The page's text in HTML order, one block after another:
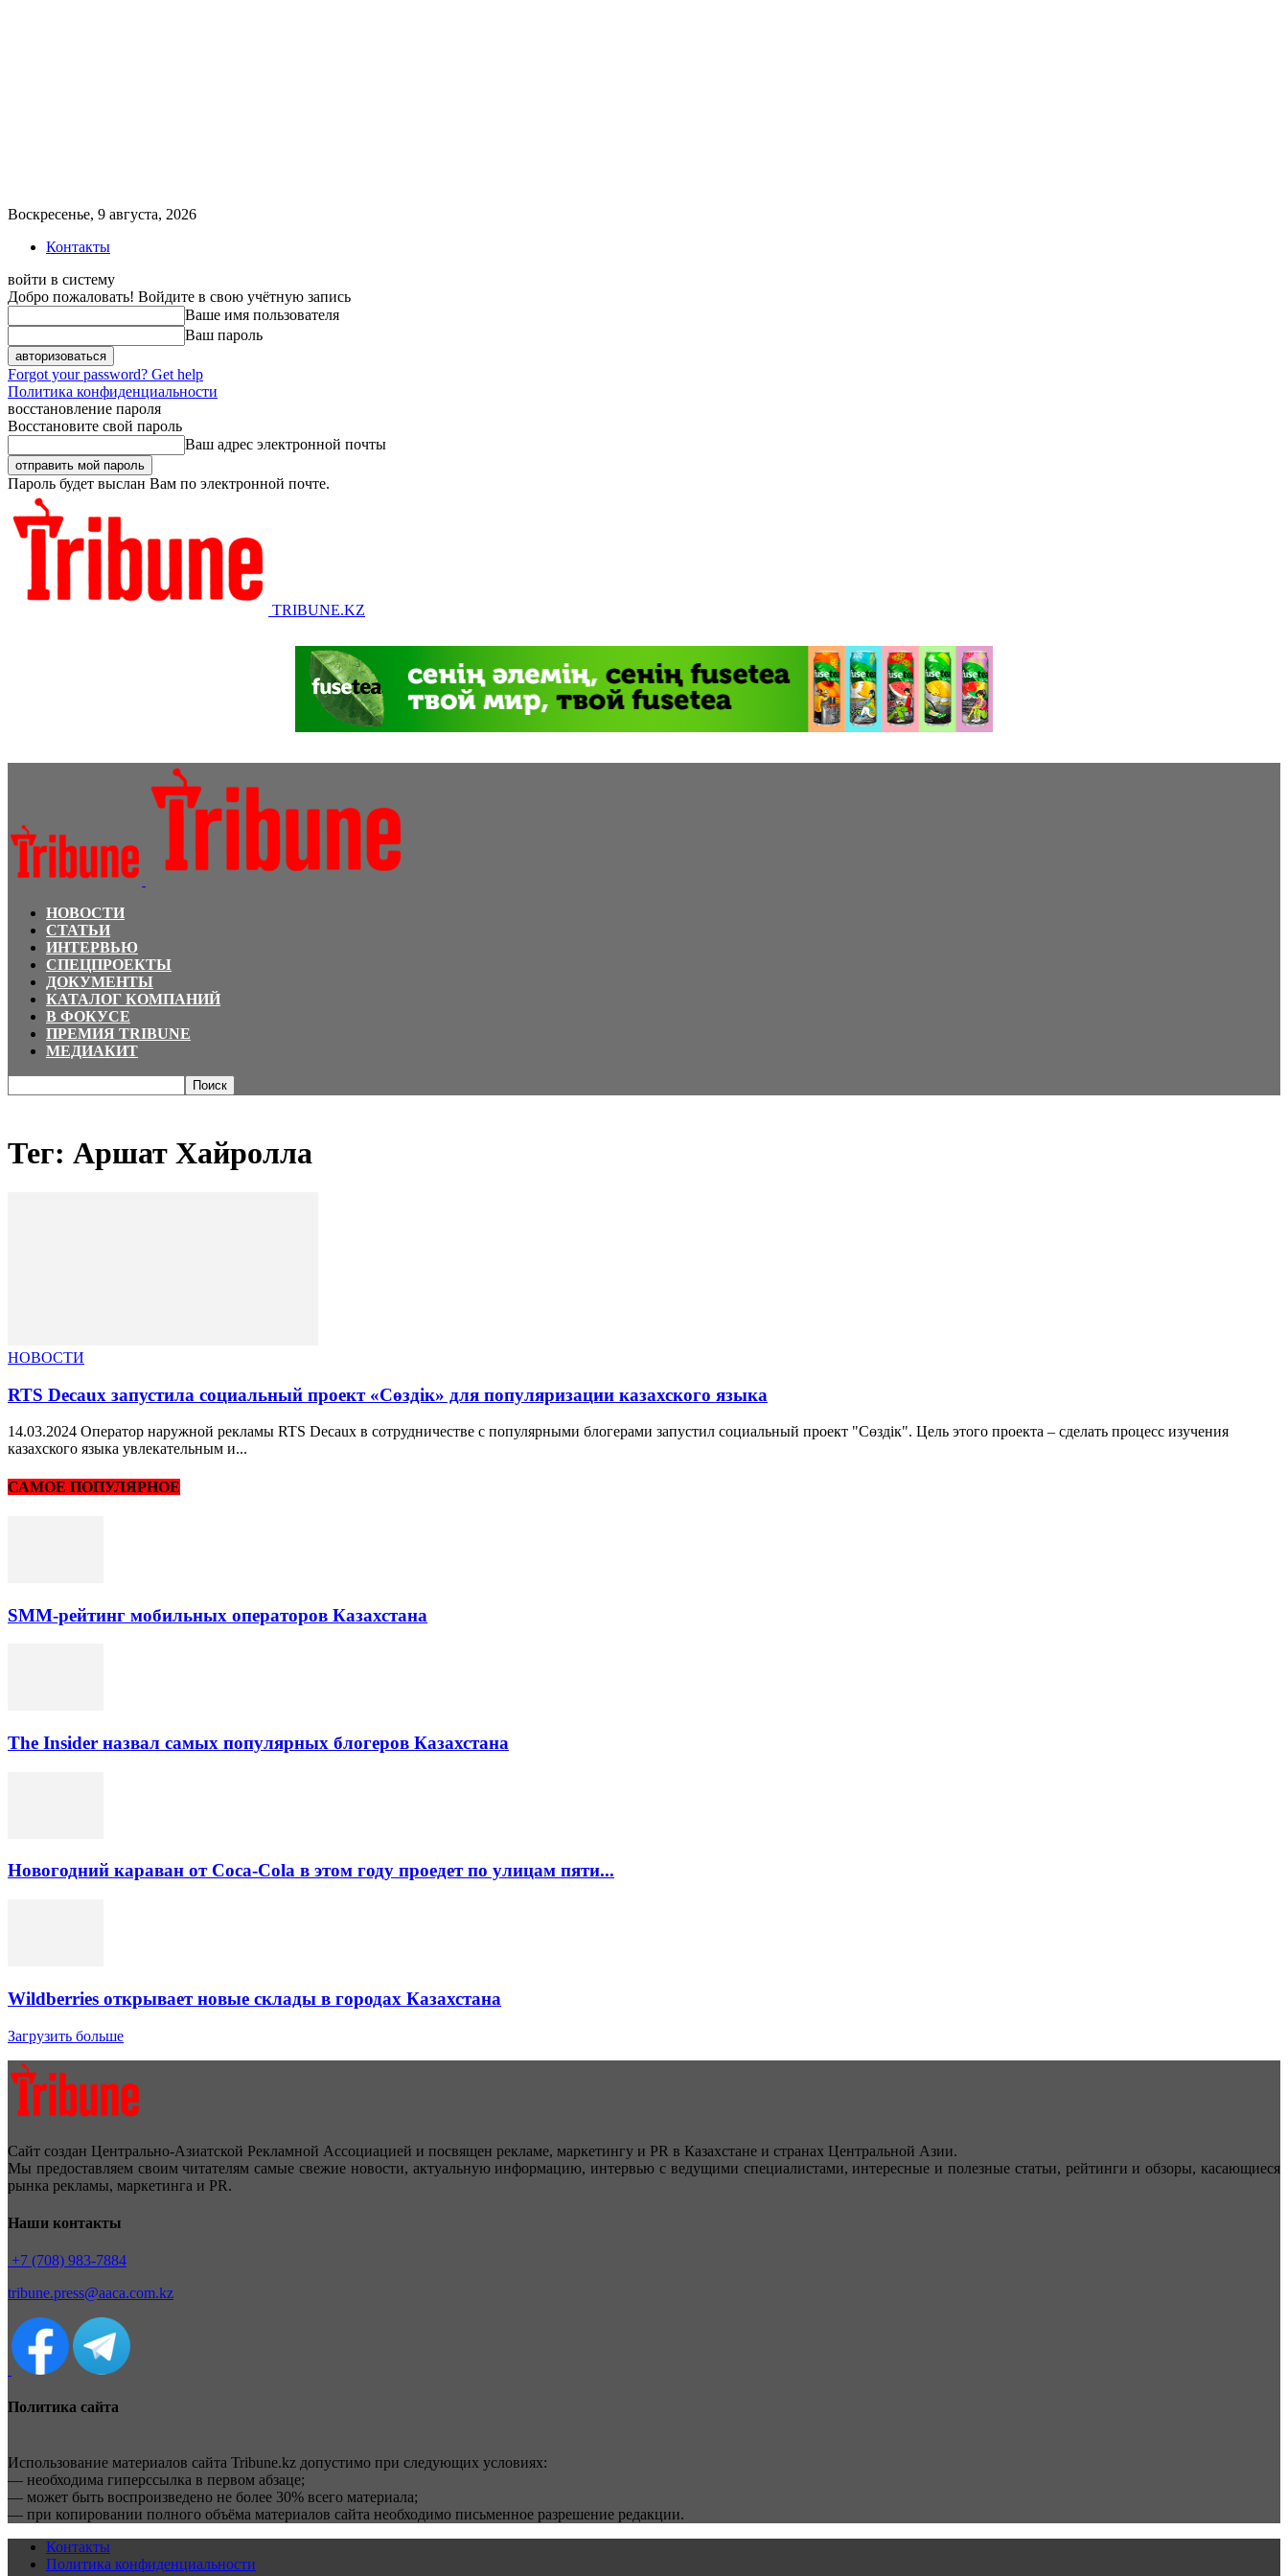
Воскресенье, 9 августа, 2026
Контакты
войти в систему
Добро пожаловать! Войдите в свою учётную запись
Ваше имя пользователя
Ваш пароль
Forgot your password? Get help
Политика конфиденциальности
восстановление пароля
Восстановите свой пароль
Ваш адрес электронной почты
Пароль будет выслан Вам по электронной почте.
TRIBUNE.KZ
НОВОСТИ
СТАТЬИ
ИНТЕРВЬЮ
СПЕЦПРОЕКТЫ
ДОКУМЕНТЫ
КАТАЛОГ КОМПАНИЙ
В ФОКУСЕ
ПРЕМИЯ TRIBUNE
МЕДИАКИТ
Тег: Аршат Хайролла
НОВОСТИ
RTS Decaux запустила социальный проект «Сөздік» для популяризации казахского языка
14.03.2024 Оператор наружной рекламы RTS Decaux в сотрудничестве с популярными блогерами запустил социальный проект "Сөздік". Цель этого проекта – сделать процесс изучения
казахского языка увлекательным и...
САМОЕ ПОПУЛЯРНОЕ
SMM-рейтинг мобильных операторов Казахстана
The Insider назвал самых популярных блогеров Казахстана
Новогодний караван от Coca-Cola в этом году проедет по улицам пяти...
Wildberries открывает новые склады в городах Казахстана
Загрузить больше
Сайт создан Центрально-Азиатской Рекламной Ассоциацией и посвящен рекламе, маркетингу и PR в Казахстане и странах Центральной Азии.
Мы предоставляем своим читателям самые свежие новости, актуальную информацию, интервью с ведущими специалистами, интересные и полезные статьи, рейтинги и обзоры, касающиеся
рынка рекламы, маркетинга и PR.
Наши контакты
+7 (708) 983-7884
tribune.press@aaca.com.kz
Политика сайта
Использование материалов сайта Tribune.kz допустимо при следующих условиях:
— необходима гиперссылка в первом абзаце;
— может быть воспроизведено не более 30% всего материала;
— при копировании полного объёма материалов сайта необходимо письменное разрешение редакции.
Контакты
Политика конфиденциальности